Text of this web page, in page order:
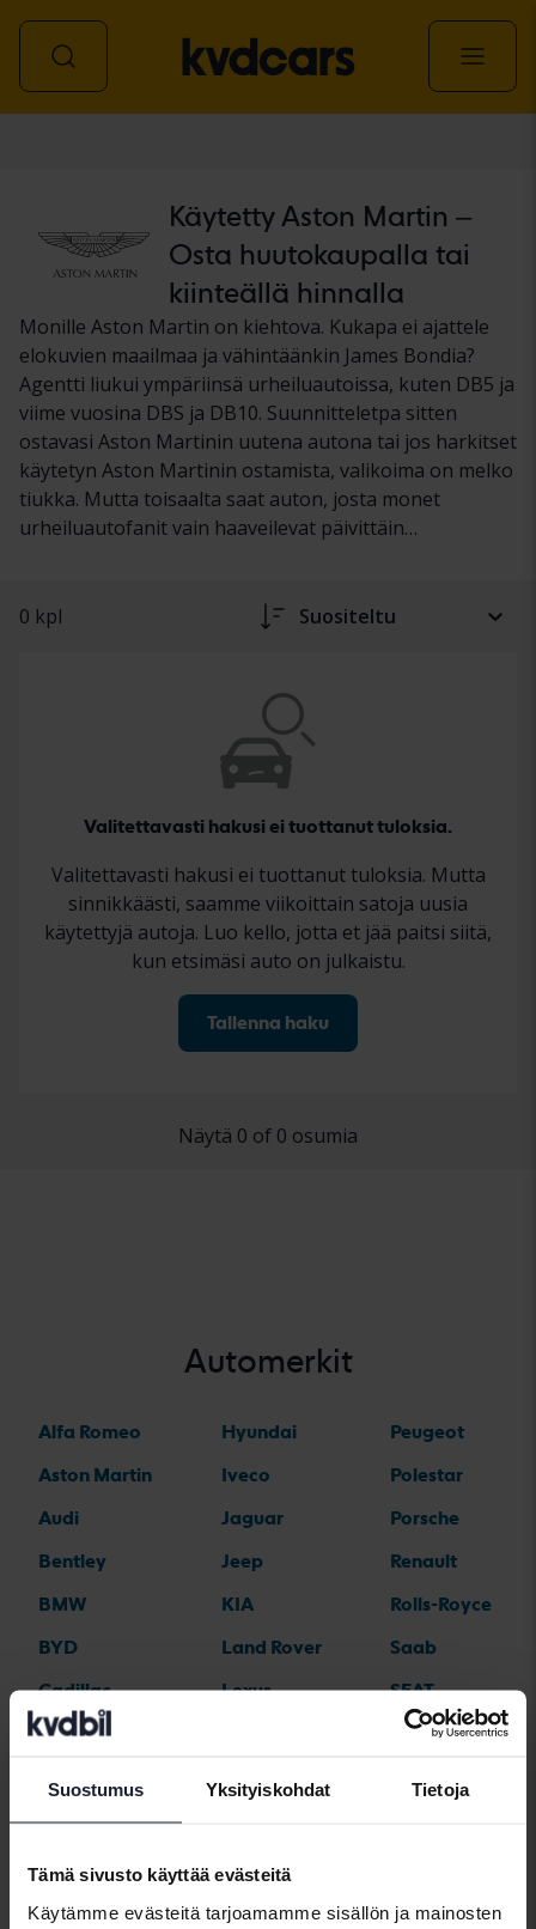
Suostumus Yksityiskohdat Tietoja
Tämä sivusto käyttää evästeitä
Käytämme evästeitä tarjoamamme sisällön ja mainosten
Käytetty Aston Martin –
Osta huutokaupalla tai
kiinteällä hinnalla
Monille Aston Martin on kiehtova. Kukapa ei ajattele
elokuvien maailmaa ja vähintäänkin James Bondia?
Agentti liukui ympäriinsä urheiluautoissa, kuten DB5 ja
viime vuosina DBS ja DB10. Suunnitteletpa sitten
ostavasi Aston Martinin uutena autona tai jos harkitset
käytetyn Aston Martinin ostamista, valikoima on melko
tiukka. Mutta toisaalta saat auton, josta monet
urheiluautofanit vain haaveilevat päivittäin…
0 kpl Suositeltu
Valitettavasti hakusi ei tuottanut tuloksia.
Valitettavasti hakusi ei tuottanut tuloksia. Mutta
sinnikkäästi, saamme viikoittain satoja uusia
käytettyjä autoja. Luo kello, jotta et jää paitsi siitä,
kun etsimäsi auto on julkaistu.
Tallenna haku
Näytä 0 of 0 osumia
Automerkit
Alfa Romeo
Aston Martin
Audi
Bentley
BMW
BYD
Cadillac
Chevrolet
Citroen
Dodge
Hyundai
Iveco
Jaguar
Jeep
KIA
Land Rover
Lexus
MG
Peugeot
Polestar
Porsche
Renault
Rolls-Royce
Saab
SEAT
Skoda
Toyota